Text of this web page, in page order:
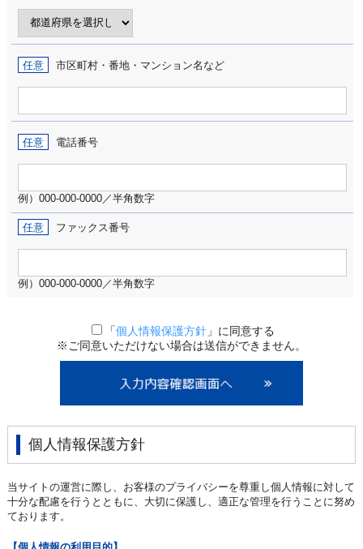
任意 市区町村・番地・マンション名など
任意 電話番号
例）000-000-0000／半角数字
任意 ファックス番号
例）000-000-0000／半角数字
「個人情報保護方針 」に同意する
※ご同意いただけない場合は送信ができません。
個人情報保護方針
当サイトの運営に際し、お客様のプライバシーを尊重し個人情報に対して
十分な配慮を行うとともに、大切に保護し、適正な管理を行うことに努め
ております。